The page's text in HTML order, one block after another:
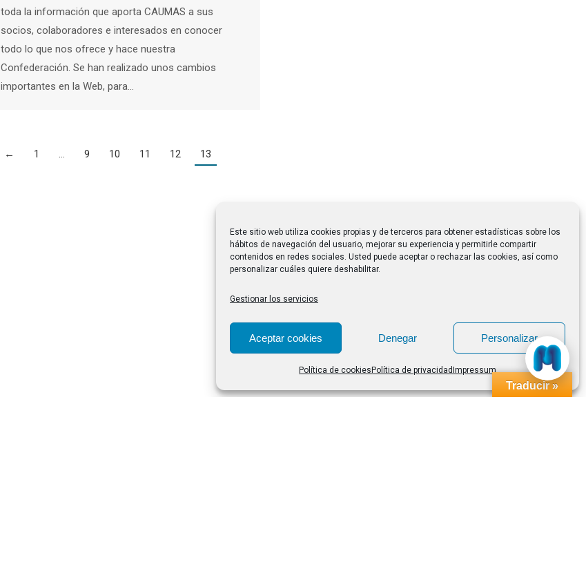
Este sitio web utiliza cookies propias y de terceros para obtener estadísticas sobre los
hábitos de navegación del usuario, mejorar su experiencia y permitirle compartir
contenidos en redes sociales. Usted puede aceptar o rechazar las cookies, así como
personalizar cuáles quiere deshabilitar.
Gestionar los servicios
Aceptar cookies Denegar Personalizar
Política de cookies Política de privacidad Impressum
toda la información que aporta CAUMAS a sus
socios, colaboradores e interesados en conocer
todo lo que nos ofrece y hace nuestra
Confederación. Se han realizado unos cambios
importantes en la Web, para…
← 1 … 9 10 11 12 13
Traducir »